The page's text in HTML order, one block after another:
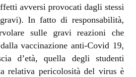
avversi provocati dagli stessi
In fatto di responsabilità,
sulle gravi reazioni che
vaccinazione anti-Covid 19,
d’età, quella degli studenti
relativa pericolosità del virus è